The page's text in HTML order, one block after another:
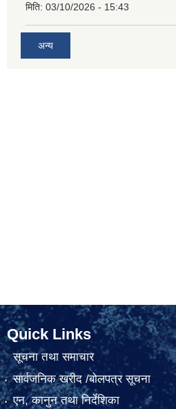
मिति: 03/10/2026 - 15:43
अन्य
Quick Links
सूचना तथा समाचार
सार्वजनिक खरीद /बोलपत्र सूचना
एन, कानुन तथा निर्देशिका